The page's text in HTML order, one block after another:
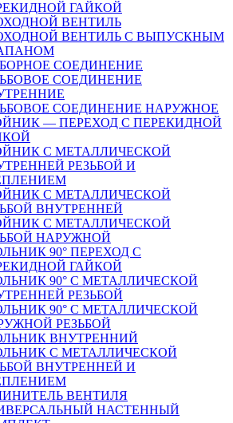
ГАЙКОЙ
ВЕНТИЛЬ
ВЕНТИЛЬ С ВЫПУСКНЫМ
СОЕДИНЕНИЕ
СОЕДИНЕНИЕ
СОЕДИНЕНИЕ НАРУЖНОЕ
— ПЕРЕХОД С ПЕРЕКИДНОЙ
С МЕТАЛЛИЧЕСКОЙ
РЕЗЬБОЙ И
С МЕТАЛЛИЧЕСКОЙ
ВНУТРЕННЕЙ
С МЕТАЛЛИЧЕСКОЙ
НАРУЖНОЙ
90° ПЕРЕХОД С
ГАЙКОЙ
90° С МЕТАЛЛИЧЕСКОЙ
РЕЗЬБОЙ
90° С МЕТАЛЛИЧЕСКОЙ
РЕЗЬБОЙ
ВНУТРЕННИЙ
С МЕТАЛЛИЧЕСКОЙ
ВНУТРЕННЕЙ И
ВЕНТИЛЯ
НАСТЕННЫЙ